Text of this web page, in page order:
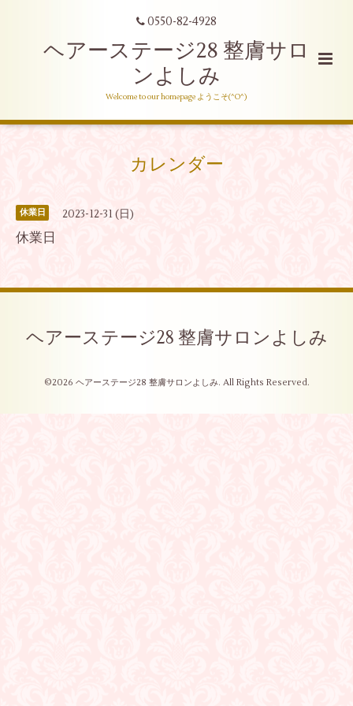
0550-82-4928
ヘアーステージ28 整膚サロ
ンよしみ
Welcome to our homepage ようこそ(^O^)
カレンダー
休業日 2023-12-31 (日)
休業日
ヘアーステージ28 整膚サロンよしみ
©2026 ヘアーステージ28 整膚サロンよしみ. All Rights Reserved.